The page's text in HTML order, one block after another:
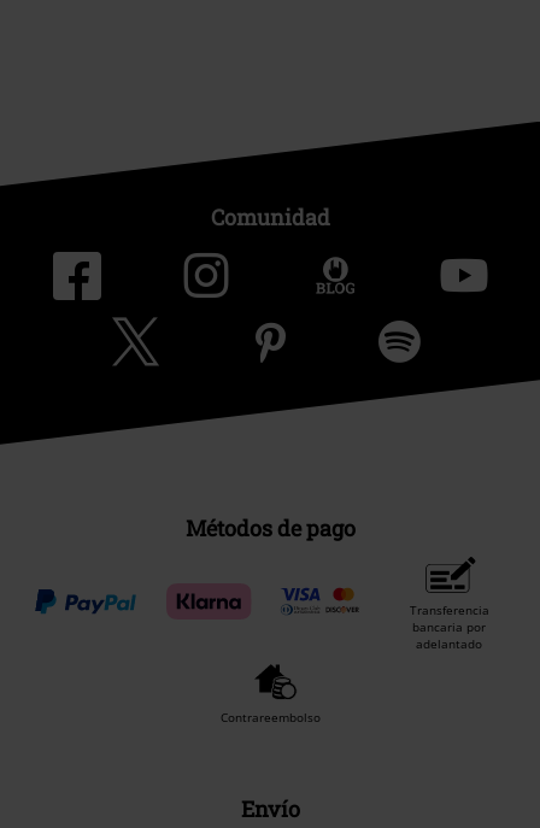
Comunidad
Métodos de pago
Transferencia
bancaria por
adelantado
Contrareembolso
Envío